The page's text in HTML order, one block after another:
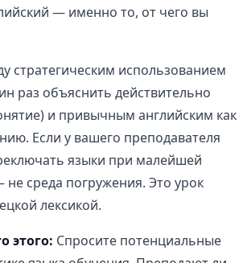
— именно то, от чего вы
стратегическим использованием
раз объяснить действительно
и привычным английским как
Если у вашего преподавателя
языки при малейшей
не среда погружения. Это урок
лексикой.
этого: Спросите потенциальные